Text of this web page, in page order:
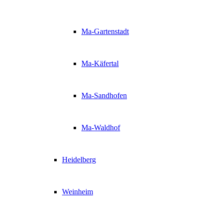
Ma-Gartenstadt
Ma-Käfertal
Ma-Sandhofen
Ma-Waldhof
Heidelberg
Weinheim